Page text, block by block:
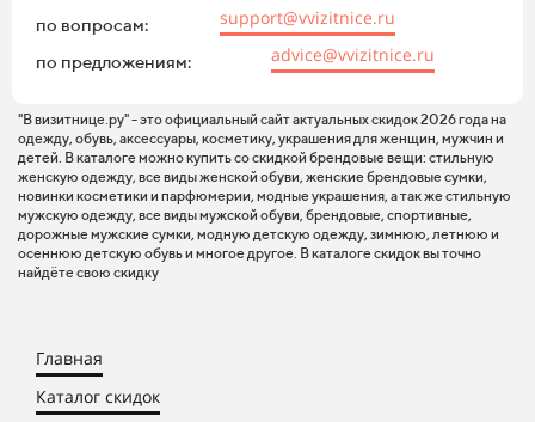
по вопросам: support@vvizitnice.ru
по предложениям: advice@vvizitnice.ru
"В визитнице.ру" - это официальный сайт актуальных скидок 2026 года на
одежду, обувь, аксессуары, косметику, украшения для женщин, мужчин и
детей. В каталоге можно купить со скидкой брендовые вещи: стильную
женскую одежду, все виды женской обуви, женские брендовые сумки,
новинки косметики и парфюмерии, модные украшения, а так же стильную
мужскую одежду, все виды мужской обуви, брендовые, спортивные,
дорожные мужские сумки, модную детскую одежду, зимнюю, летнюю и
осеннюю детскую обувь и многое другое. В каталоге скидок вы точно
найдёте свою скидку
Главная
Каталог скидок